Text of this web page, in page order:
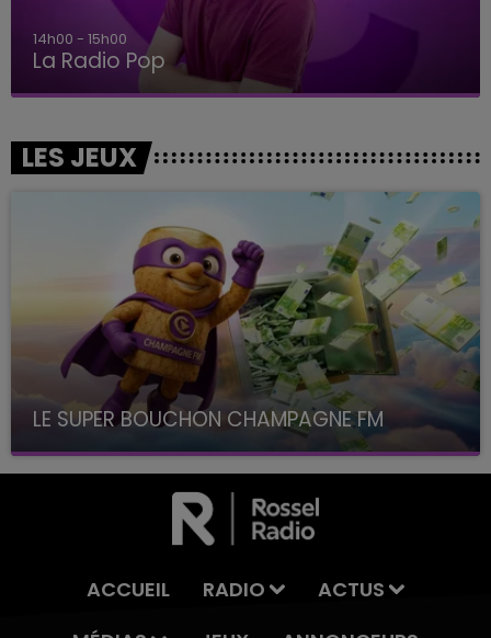
14h00 - 15h00
La Radio Pop
LES JEUX
LE SUPER BOUCHON CHAMPAGNE FM
avec La Famille Champagne FM, à 8H10
ACCUEIL RADIO
ACTUS